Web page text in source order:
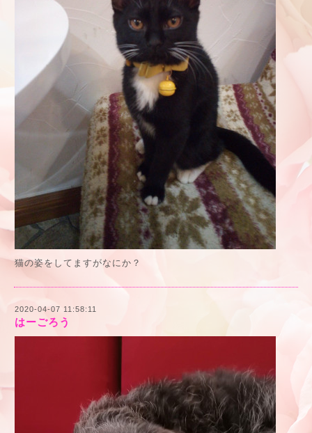
猫の姿をしてますがなにか？
2020-04-07 11:58:11
はーごろう